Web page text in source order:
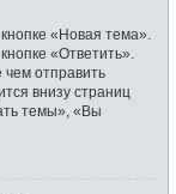
«Новая тема».
«Ответить».
чем отправить
внизу страниц
темы», «Вы